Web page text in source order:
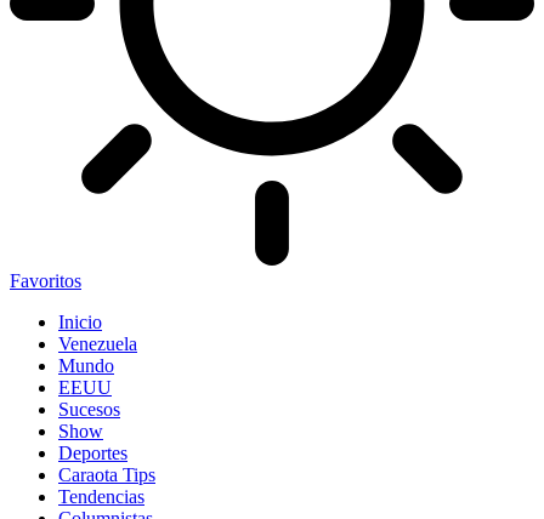
Favoritos
Inicio
Venezuela
Mundo
EEUU
Sucesos
Show
Deportes
Caraota Tips
Tendencias